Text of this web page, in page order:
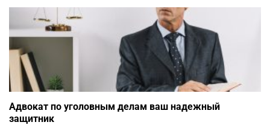
Адвокат по уголовным делам ваш надежный
защитник